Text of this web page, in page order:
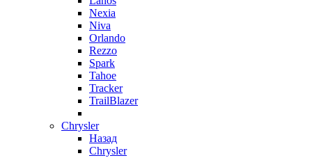
Nexia
Niva
Orlando
Rezzo
Spark
Tahoe
Tracker
TrailBlazer
Chrysler
Назад
Chrysler